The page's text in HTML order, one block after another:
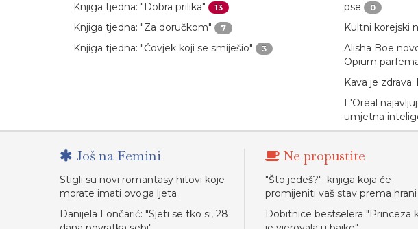
Knjiga tjedna: "Dobra prilika" 13
Knjiga tjedna: "Za doručkom" 7
Knjiga tjedna: "Čovjek koji se smiješio" 3
pse
0
Kultni korejski
Alisha Boe
Opium
Kava je
L'Oréal
umjetna
Još na Femini
Stigli su novi romantasy hitovi koje
morate imati ovoga ljeta
Danijela Lončarić: "Sjeti se tko si, 28
Ne propustite
"Što jedeš?": knjiga koja će
promijeniti vaš stav prema hrani
Dobitnice bestselera "Princeza